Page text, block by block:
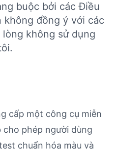
buộc bởi các Điều
không đồng ý với các
không sử dụng
cấp một công cụ miễn
phép người dùng
chuẩn hóa màu và